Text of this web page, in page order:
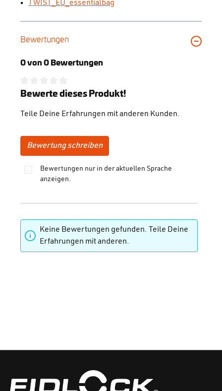
TWIST_EU_essentialbag
Bewertungen
0 von 0 Bewertungen
Durchschnittliche Bewertung von 0 von 5 Sternen
Bewerte dieses Produkt!
Teile Deine Erfahrungen mit anderen Kunden.
Bewertung schreiben
Bewertungen nur in der aktuellen Sprache
anzeigen.
Keine Bewertungen gefunden. Teile Deine
Erfahrungen mit anderen.